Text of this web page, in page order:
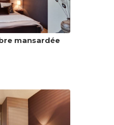
mansardée